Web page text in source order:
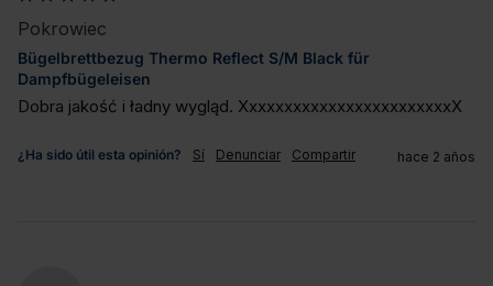
Pokrowiec
Bügelbrettbezug Thermo Reflect S/M Black für
Dampfbügeleisen
Dobra jakość i ładny wygląd. XxxxxxxxxxxxxxxxxxxxxxxxX
¿Ha sido útil esta opinión? Sí Denunciar Compartir hace 2 años